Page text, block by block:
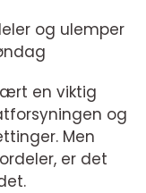
og ulemper
en viktig
og
Men
er det